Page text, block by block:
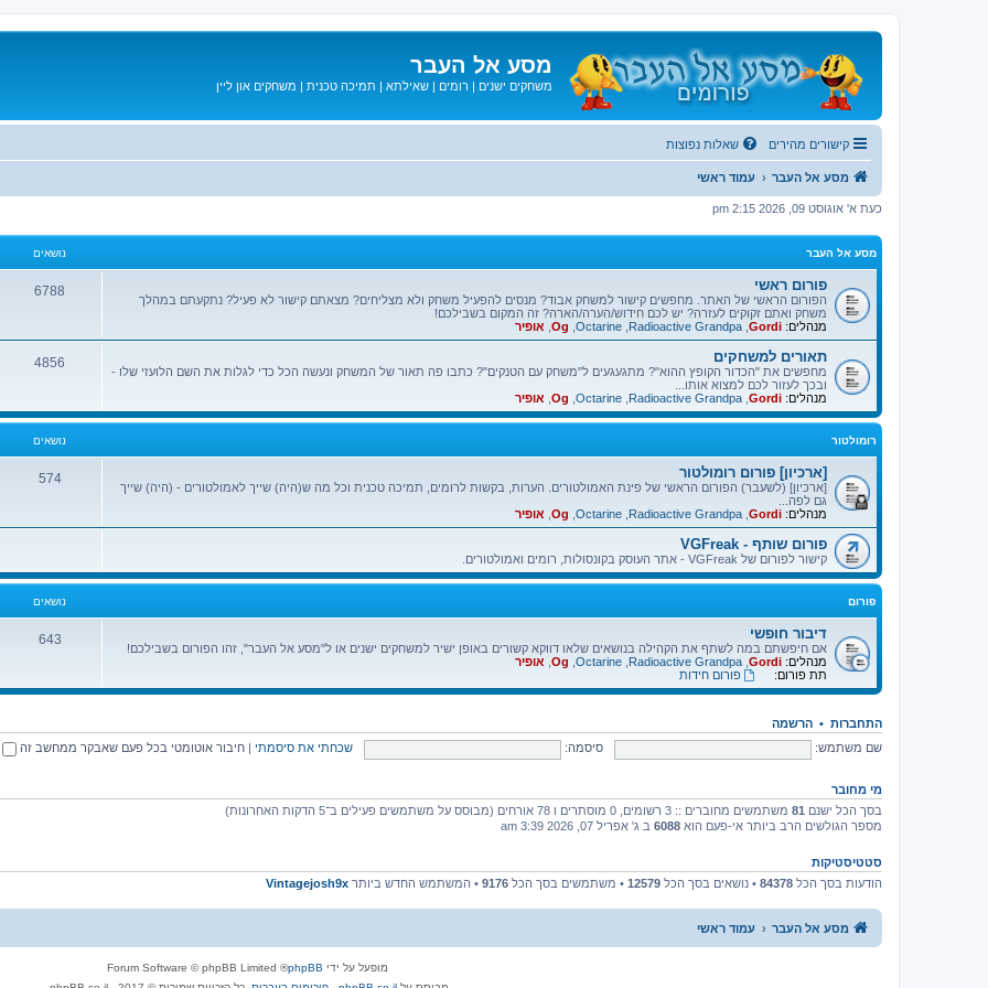
מסע אל העבר
משחקים ישנים | רומים | שאילתא | תמיכה טכנית | משחקים און ליין
קישורים מהירים שאלות נפוצות
מסע אל העבר עמוד ראשי
כעת א' אוגוסט 09, 2026 2:15 pm
מסע אל העבר נושאים
פורום ראשי
הפורום הראשי של האתר. מחפשים קישור למשחק אבוד? מנסים להפעיל משחק ולא מצליחים? מצאתם קישור לא פעיל? נתקעתם במהלך
משחק ואתם זקוקים לעזרה? יש לכם חידוש/הערה/הארה? זה המקום בשבילכם!
מנהלים: Gordi
Radioactive Grandpa
Octarine
Og אופיר
6788
תאורים למשחקים
מחפשים את "הכדור הקופץ ההוא"? מתגעגעים ל"משחק עם הטנקים"? כתבו פה תאור של המשחק ונעשה הכל כדי לגלות את השם הלועזי שלו -
ובכך לעזור לכם למצוא אותו...
מנהלים: Gordi
Radioactive Grandpa
Octarine
Og אופיר
4856
רומולטור נושאים
[ארכיון] פורום רומולטור
[ארכיון] (לשעבר) הפורום הראשי של פינת האמולטורים. הערות, בקשות לרומים, תמיכה טכנית וכל מה ש(היה) שייך לאמולטורים - (היה) שייך
גם לפה...
מנהלים: Gordi
Radioactive Grandpa
Octarine
Og אופיר
574
פורום שותף - VGFreak
קישור לפורום של VGFreak - אתר העוסק בקונסולות, רומים ואמולטורים.
פורום נושאים
דיבור חופשי
אם חיפשתם במה לשתף את הקהילה בנושאים שלאו דווקא קשורים באופן ישיר למשחקים ישנים או ל"מסע אל העבר", זהו הפורום בשבילכם!
מנהלים: Gordi
Radioactive Grandpa
Octarine
Og אופיר
תת פורום:
פורום חידות
643
התחברות • הרשמה
שם משתמש:
סיסמה: שכחתי את סיסמתי חיבור אוטומטי בכל פעם שאבקר ממחשב זה
מי מחובר
בסך הכל ישנם 81 משתמשים מחוברים :: 3 רשומים, 0 מוסתרים ו 78 אורחים (מבוסס על משתמשים פעילים ב־5 הדקות האחרונות)
מספר הגולשים הרב ביותר אי-פעם הוא 6088 ב ג' אפריל 07, 2026 3:39 am
סטטיסטיקות
הודעות בסך הכל 84378 • נושאים בסך הכל 12579 • משתמשים בסך הכל 9176 • המשתמש החדש ביותר Vintagejosh9x
מסע אל העבר עמוד ראשי
מופעל על ידי phpBB
® Forum Software © phpBB Limited